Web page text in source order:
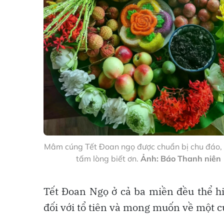
Mâm cúng Tết Đoan ngọ được chuẩn bị chu đáo,
tấm lòng biết ơn. Ảnh: Báo Thanh niên
Tết Đoan Ngọ ở cả ba miền đều thể
đối với tổ tiên và mong muốn về một